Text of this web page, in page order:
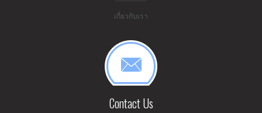
เกี่ยวกับเรา
Contact Us